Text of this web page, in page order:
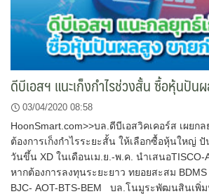
ดีบีเอสฯ แนะเก็งกำไรช่วงสั้น ซื้อหุ้นปัน
03/04/2020 08:58
HoonSmart.com>>บล.ดีบีเอสวิคเคอร์ส เผยก
ต้องการเก็งกำไรระยะสั้น ให้เลือกซื้อหุ้นใหญ่
วันขึ้น XD ในเดือนเม.ย.-พ.ค. นำเสนอTISCO-
หากต้องการลงทุนระยะยาว ทยอยสะสม BDMS
BJC- AOT-BTS-BEM บล.โนมูระพัฒนสินเพิ่